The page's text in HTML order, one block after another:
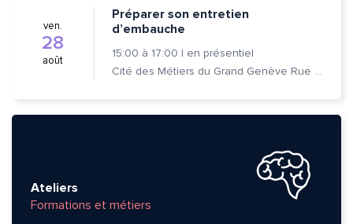
ven.
28
août
Préparer son entretien
d’embauche
15:00 à 17:00 | en présentiel
Cité des Métiers du Grand Genève Rue Prévost-Martin 6 1205 Genève
Ateliers
Formations et métiers